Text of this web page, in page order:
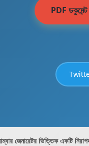
PDF ডকুমেন্ট
জেনারেটর ভিত্তিক একটি